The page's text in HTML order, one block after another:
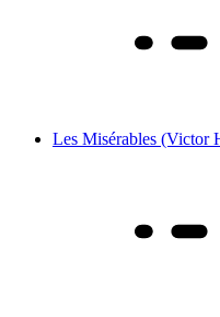
Les Misérables (Victor